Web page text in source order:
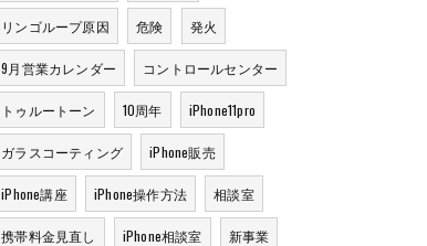
リンゴループ原因 危険 発火
9月営業カレンダー コントロールセンター
トゥルートーン 10周年 iPhone11pro
ガラスコーティング iPhone販売
iPhone講座 iPhone操作方法 相談室
携帯料金見直し iPhone相談室 新事業